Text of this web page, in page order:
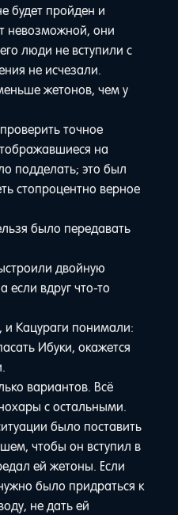
будет пройден и
невозможной, они
люди не вступили с
не исчезали.
жетонов, чем у
точное
на
подделать; это был
стопроцентно верное
было передавать
двойную
если вдруг что-то
Кацураги понимали:
Ибуки, окажется
вариантов. Всё
с остальными.
было поставить
чтобы он вступил в
ей жетоны. Если
было придраться к
не дать ей